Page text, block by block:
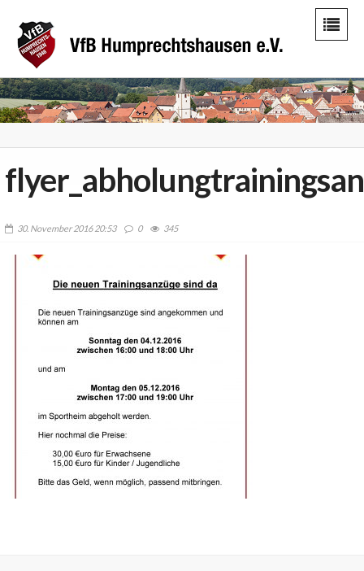
30. November 2016 20:53 0 345